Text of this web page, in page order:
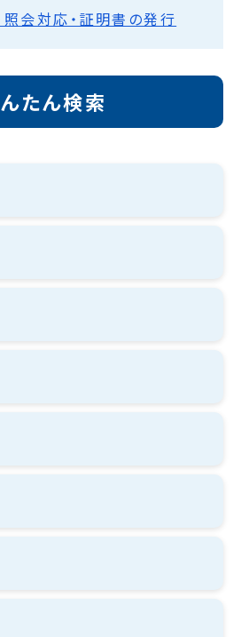
会対応・証明書の発行
たん検索